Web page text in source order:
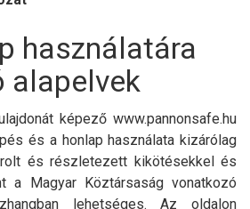
használatára
alapelvek
képező www.pannonsafe.hu
és a honlap használata kizárólag
és részletezett kikötésekkel és
a Magyar Köztársaság vonatkozó
lehetséges. Az oldalon